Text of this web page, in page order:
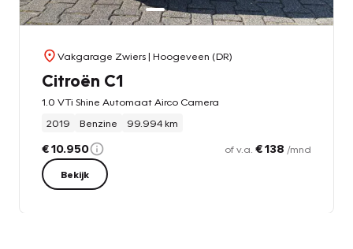
Vakgarage Zwiers| Hoogeveen (DR)
Citroën C1
1.0 VTi Shine Automaat Airco Camera
2019
Benzine 99.994 km
€ 10.950 of v.a. € 138 /mnd
Bekijk